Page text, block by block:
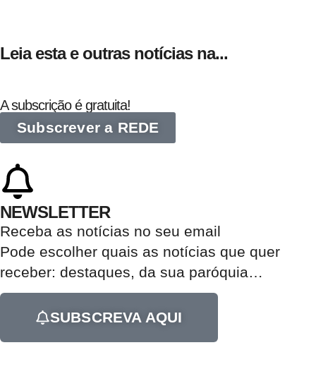
Leia esta e outras notícias na...
A subscrição é gratuita!
Subscrever a REDE
NEWSLETTER
Receba as notícias no seu email​
Pode escolher quais as notícias que quer
receber: destaques, da sua paróquia…
SUBSCREVA AQUI